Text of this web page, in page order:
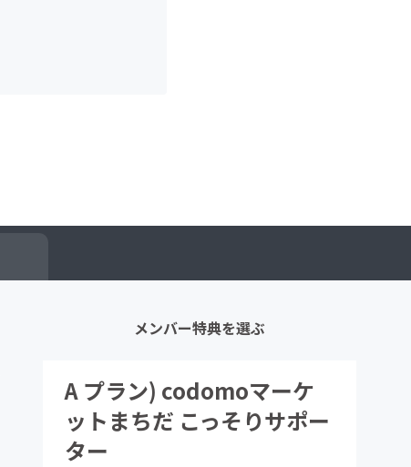
メンバー特典を選ぶ
A プラン) codomoマーケ
ットまちだ こっそりサポー
ター